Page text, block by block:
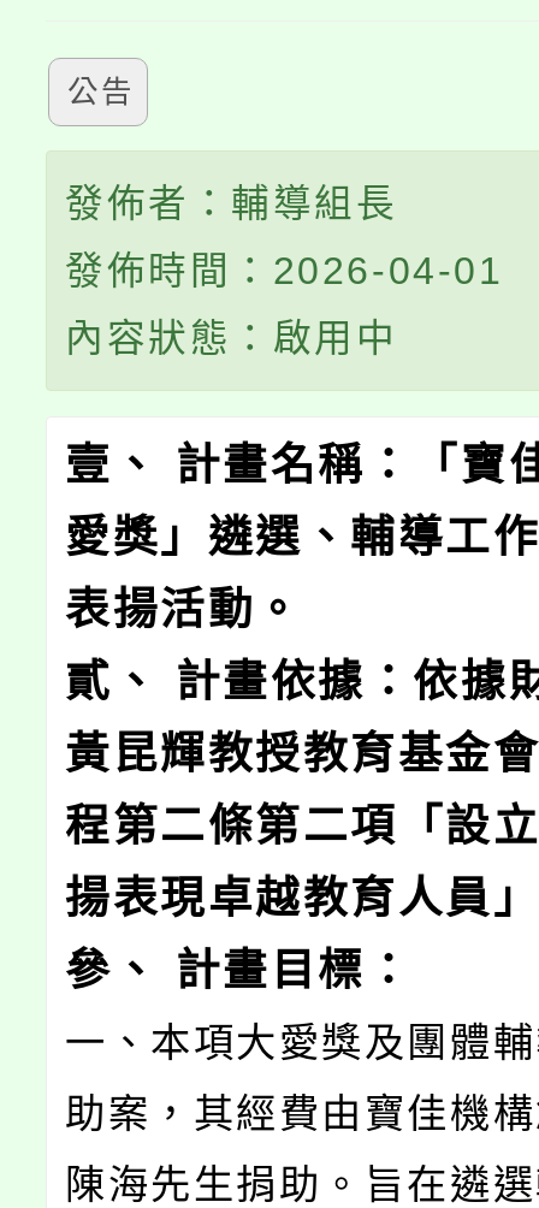
公告
發佈者：輔導組長
發佈時間：2026-04-01
內容狀態：啟用中
壹、 計畫名稱：「寶
愛獎」遴選、輔導工
表揚活動。
貳、 計畫依據：依據
黃昆輝教授教育基金
程第二條第二項「設
揚表現卓越教育人員
參、 計畫目標：
一、本項大愛獎及團體
助案，其經費由寶佳機
陳海先生捐助。旨在遴